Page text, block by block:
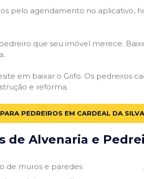
pelo agendamento no aplicativo,
que seu imóvel merece.
em baixar o Grifo. Os pedreiros
e reforma.
PEDREIROS EM CARDEAL DA
de Alvenaria e
de muros e paredes